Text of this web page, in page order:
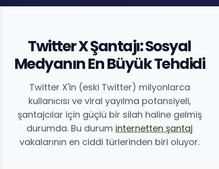
Twitter X Şantajı: Sosyal
Medyanın En Büyük Tehdidi
Twitter X'in (eski Twitter) milyonlarca
kullanıcısı ve viral yayılma potansiyeli,
şantajcılar için güçlü bir silah haline gelmiş
durumda. Bu durum internetten şantaj
vakalarının en ciddi türlerinden biri oluyor.